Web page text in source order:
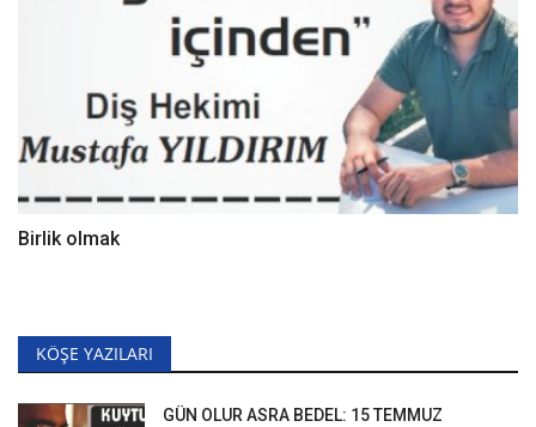
Birlik olmak
KÖŞE YAZILARI
GÜN OLUR ASRA BEDEL: 15 TEMMUZ